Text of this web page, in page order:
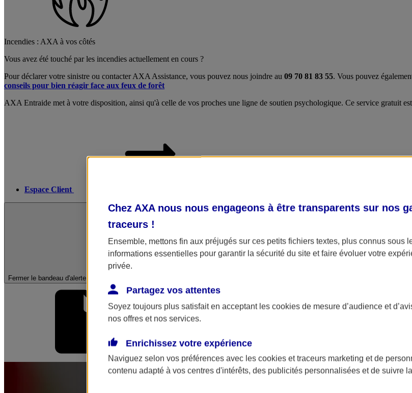
Incendies : AXA à vos côtés
Vous avez été touché par les incendies actuellement en cours ?
Pour déclarer votre sinistre ou contacter AXA Assistance, vous pouvez nous joindre au 09 70 81 83 55. Vous pouvez
conseils pour bien réagir face aux feux de forêt
AXA Entraide met à votre disposition, ainsi qu'à celle de vos proches une ligne de soutien psychologique. Ce service gratuit
Espace Client
Fermer le bandeau d'alerte
Mes démarches
Chez AXA nous nous engageons à être transparents sur nos
traceurs !
Ensemble, mettons fin aux préjugés sur ces petits fichiers textes, plus connus sous
informations essentielles pour garantir la sécurité du site et faire évoluer votre
privée.
Partagez vos attentes
Soyez toujours plus satisfait en acceptant les cookies de mesure d’audience et
nos offres et nos services.
Enrichissez votre expérience
Naviguez selon vos préférences avec les cookies et traceurs marketing et de
contenu adapté à vos centres d'intérêts, des publicités personnalisées et de suivre